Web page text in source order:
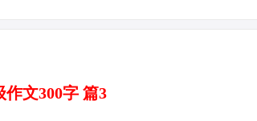
作文300字 篇3